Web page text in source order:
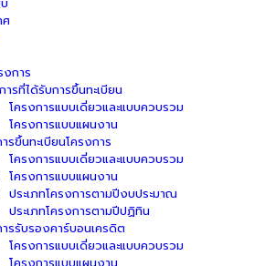
ศ
งการ
ารที่ได้รับการขึ้นทะเบียน
โครงการแบบเดี่ยวและแบบควบรวม
โครงการแบบแผนงาน
รขึ้นทะเบียนโครงการ
โครงการแบบเดี่ยวและแบบควบรวม
โครงการแบบแผนงาน
ประเภทโครงการตามปีงบประมาณ
ประเภทโครงการตามปีปฏิทิน
รรับรองคาร์บอนเครดิต
โครงการแบบเดี่ยวและแบบควบรวม